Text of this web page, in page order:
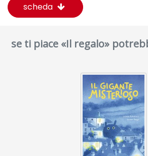
scheda
se ti piace «Il regalo»